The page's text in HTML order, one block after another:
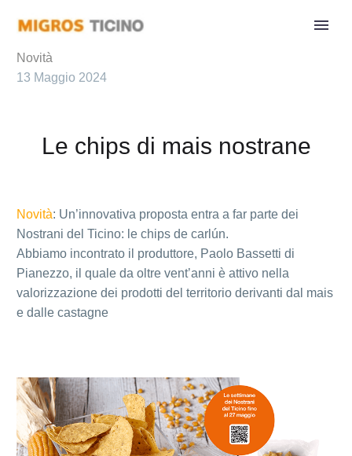
Novità
13 Maggio 2024
Le chips di mais nostrane
Novità: Un’innovativa proposta entra a far parte dei
Nostrani del Ticino: le chips de carlún.
Abbiamo incontrato il produttore, Paolo Bassetti di
Pianezzo, il quale da oltre vent’anni è attivo nella
valorizzazione dei prodotti del territorio derivanti dal mais
e dalle castagne